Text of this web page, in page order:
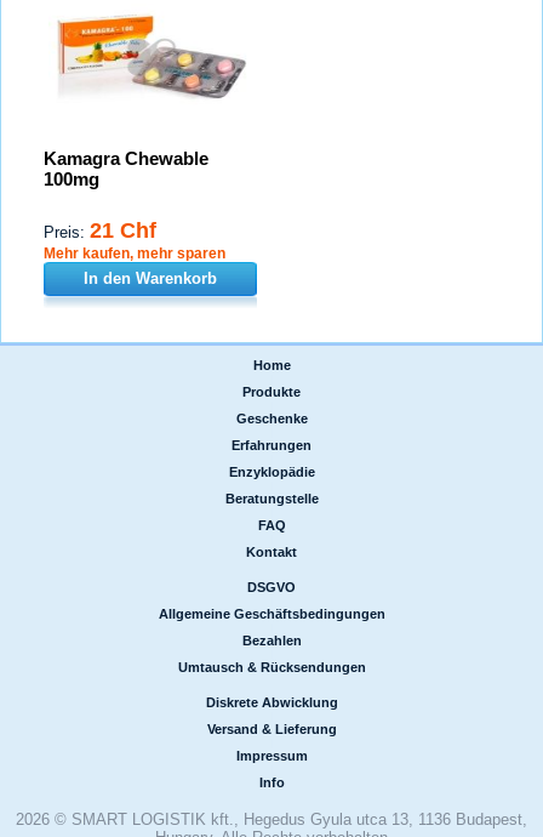
Kamagra Chewable
100mg
Preis: 21 Chf
Mehr kaufen, mehr sparen
In den Warenkorb
Home
Produkte
Geschenke
Erfahrungen
Enzyklopädie
Beratungstelle
FAQ
Kontakt
DSGVO
Allgemeine Geschäftsbedingungen
Bezahlen
Umtausch & Rücksendungen
Diskrete Abwicklung
Versand & Lieferung
Impressum
Info
2026 © SMART LOGISTIK kft., Hegedus Gyula utca 13, 1136 Budapest,